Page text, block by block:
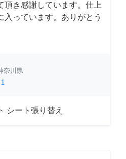
頂き感謝しています。仕上
入っています。ありがとう
奈川県
1
シート張り替え